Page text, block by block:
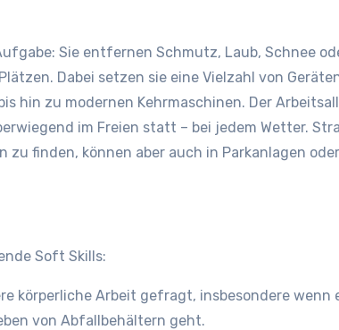
Sie entfernen Schmutz, Laub, Schnee
Dabei setzen sie eine Vielzahl von
hin zu modernen Kehrmaschinen. Der
im Freien statt – bei jedem Wetter.
finden, können aber auch in Parkanlagen
Soft Skills:
körperliche Arbeit gefragt, insbesondere wenn
von Abfallbehältern geht.